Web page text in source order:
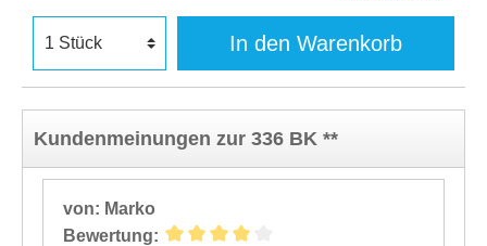
In den Warenkorb
Kundenmeinungen zur 336 BK **
von: Marko
Bewertung: